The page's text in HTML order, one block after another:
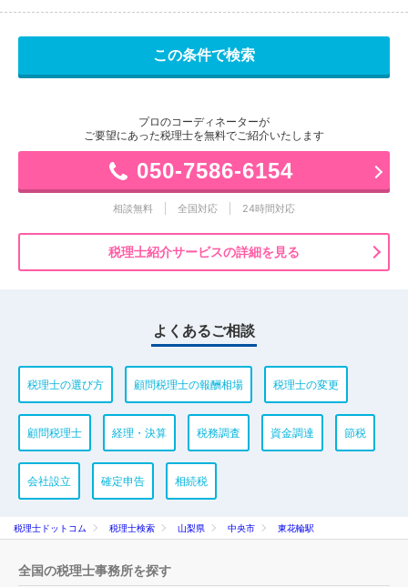
プロのコーディネーターが
ご要望にあった税理士を無料でご紹介いたします
050-7586-6154
相談無料 全国対応 24時間対応
税理士紹介サービスの詳細を見る
よくあるご相談
税理士の選び方 顧問税理士の報酬相場 税理士の変更
顧問税理士 経理・決算 税務調査 資金調達 節税
会社設立 確定申告 相続税
税理士ドットコム 税理士検索 山梨県 中央市 東花輪駅
全国の税理士事務所を探す